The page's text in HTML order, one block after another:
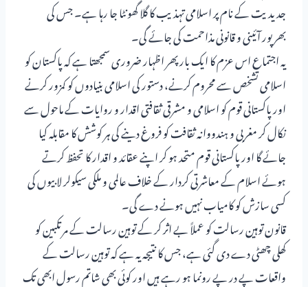
جدیدیت کے نام پر اسلامی تہذیب کا گلا گھونٹا جا رہا ہے۔ جس کی
بھرپور آئینی و قانونی مذاحمت کی جائے گی۔
یہ اجتماع اس عزم کا ایک بار پھر اظہار ضروری سمجھتا ہے کہ پاکستان کو
اسلامی تشخص سے محروم کرنے، دستور کی اسلامی بنیادوں کو کمزور کرنے
اور پاکستانی قوم کو اسلامی و مشرقی ثقافتی اقدار و روایات کے ماحول سے
نکال کر مغربی و ہندووانہ ثقافت کو فروغ دینے کی ہر کوشش کا مقابلہ کیا
جائے گا اور پاکستانی قوم متحد ہو کر اپنے عقائد و اقدار کا تحفظ کرتے
ہوئے اسلام کے معاشرتی کردار کے خلاف عالمی و ملکی سیکولر لابیوں کی
کسی سازش کو کامیاب نہیں ہونے دے گی۔
قانون توہین رسالت کو عملاً بے اثر کر کے توہین رسالت کے مرتکبین کو
کھلی چھٹی دے دی گئی ہے، جس کا نتیجہ یہ ہے کہ توہین رسالت کے
واقعات پے در پے رونما ہو رہے ہیں اور کوئی بھی شاتم رسول ابھی تک